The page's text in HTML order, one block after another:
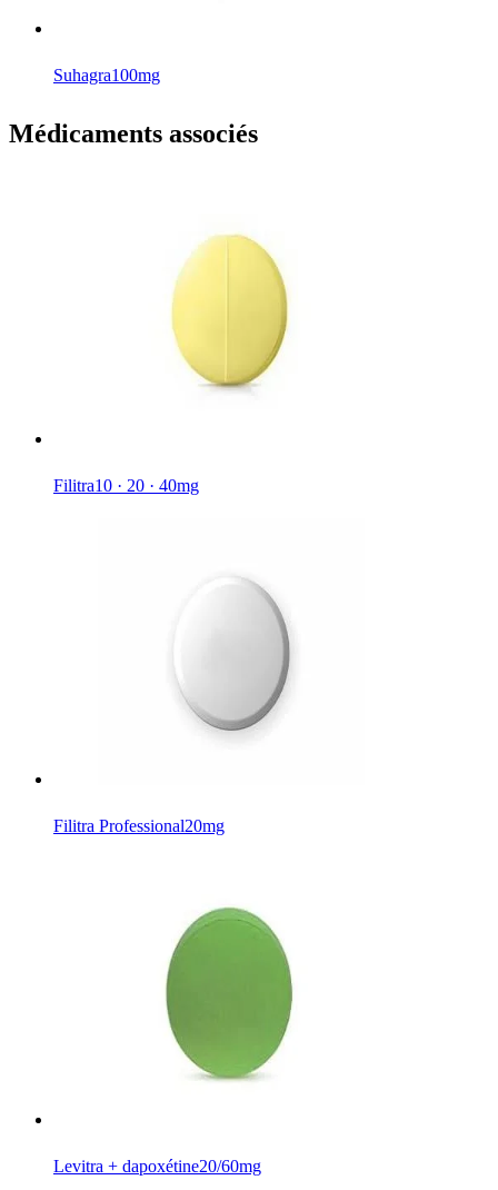
Suhagra100mg
Médicaments associés
Filitra10 · 20 · 40mg
Filitra Professional20mg
Levitra + dapoxétine20/60mg